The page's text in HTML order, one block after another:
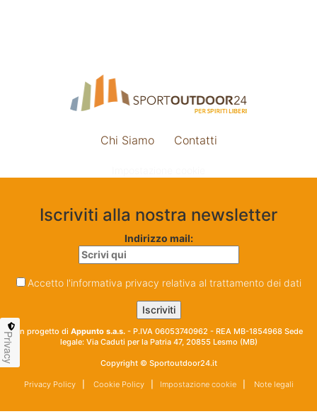
Chi Siamo Contatti
Iscriviti alla nostra newsletter
Indirizzo mail:
Accetto l'informativa privacy relativa al trattamento dei dati
Un progetto di Appunto s.a.s. - P.IVA 06053740962 - REA MB-1854968 Sede
legale: Via Caduti per la Patria 47, 20855 Lesmo (MB)
Copyright © Sportoutdoor24.it
Privacy Policy| Cookie Policy| Impostazione cookie| Note legali
Privacy